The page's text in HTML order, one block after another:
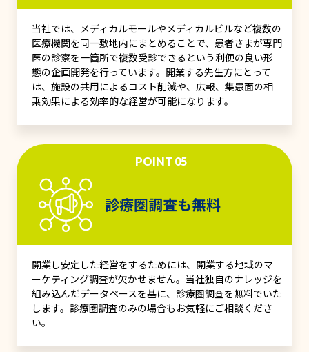
当社では、メディカルモールやメディカルビルなど複数の
医療機関を同一敷地内にまとめることで、患者さまが専門
医の診察を一箇所で複数受診できるという利便の良い形
態の企画開発を行っています。開業する先生方にとって
は、施設の共用によるコスト削減や、広報、集患面の相
乗効果による効率的な経営が可能になります。
POINT 05
診療圏調査も無料
開業し安定した経営をするためには、開業する地域のマ
ーケティング調査が欠かせません。当社独自のナレッジを
組み込んだデータベースを基に、診療圏調査を無料でいた
します。診療圏調査のみの場合もお気軽にご相談くださ
い。